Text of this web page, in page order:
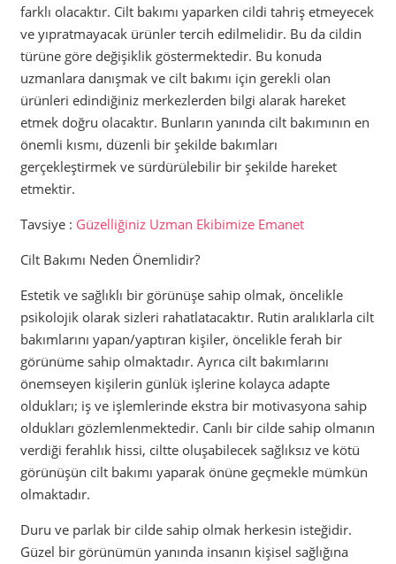
farklı olacaktır. Cilt bakımı yaparken cildi tahriş etmeyecek
ve yıpratmayacak ürünler tercih edilmelidir. Bu da cildin
türüne göre değişiklik göstermektedir. Bu konuda
uzmanlara danışmak ve cilt bakımı için gerekli olan
ürünleri edindiğiniz merkezlerden bilgi alarak hareket
etmek doğru olacaktır. Bunların yanında cilt bakımının en
önemli kısmı, düzenli bir şekilde bakımları
gerçekleştirmek ve sürdürülebilir bir şekilde hareket
etmektir.
Tavsiye : Güzelliğiniz Uzman Ekibimize Emanet
Cilt Bakımı Neden Önemlidir?
Estetik ve sağlıklı bir görünüşe sahip olmak, öncelikle
psikolojik olarak sizleri rahatlatacaktır. Rutin aralıklarla cilt
bakımlarını yapan/yaptıran kişiler, öncelikle ferah bir
görünüme sahip olmaktadır. Ayrıca cilt bakımlarını
önemseyen kişilerin günlük işlerine kolayca adapte
oldukları; iş ve işlemlerinde ekstra bir motivasyona sahip
oldukları gözlemlenmektedir. Canlı bir cilde sahip olmanın
verdiği ferahlık hissi, ciltte oluşabilecek sağlıksız ve kötü
görünüşün cilt bakımı yaparak önüne geçmekle mümkün
olmaktadır.
Duru ve parlak bir cilde sahip olmak herkesin isteğidir.
Güzel bir görünümün yanında insanın kişisel sağlığına